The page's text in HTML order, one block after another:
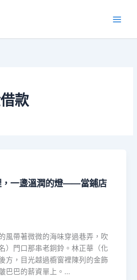
款
，一盞溫潤的燈——當鋪店
風帶著微微的海味穿過巷弄，吹
）門口那串老銅鈴。林正華（化
方，目光越過櫥窗裡陳列的金飾
巴巴的薪資單上。…